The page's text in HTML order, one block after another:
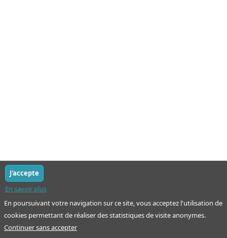
En poursuivant votre navigation sur ce site, vous acceptez l'utilisation de
cookies permettant de réaliser des statistiques de visite anonymes.
En savoir plus
J'accepte
Continuer sans accepter